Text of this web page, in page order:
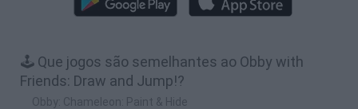
🕹️ Que jogos são semelhantes ao Obby with
Friends: Draw and Jump!?
Obby: Chameleon: Paint & Hide